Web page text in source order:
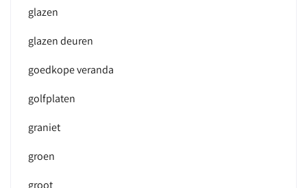
glazen
glazen deuren
goedkope veranda
golfplaten
graniet
groen
groot